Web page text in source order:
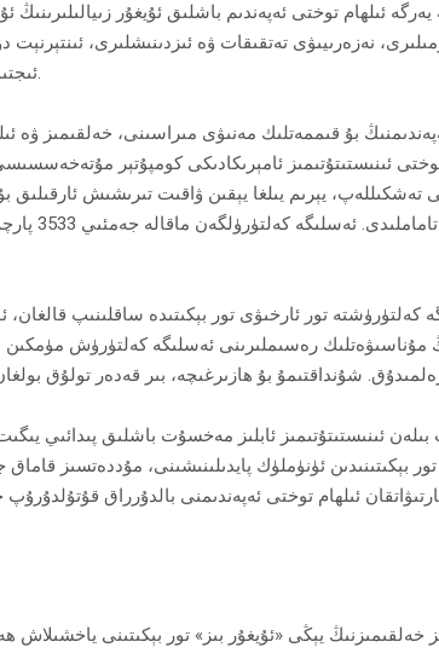
يەرگە ئىلھام توختى ئەپەندىم باشلىق ئۇيغۇر
نەزەرىيىۋى تەتقىقات ۋە ئىزدىنىشلىرى،
ئىجتىمائىي، مەدەنىيەت ۋە ھەر ساھەگە ئائىت قىممەتلىك يازمىلار توپلانغان.
بۇ قىممەتلىك مەنىۋى مىراسىنى، خەلقىمىز ۋە
ئىنىستىتۇتىمىز ئامېرىكادىكى كومپۇتېر
تەشكىللەپ، يېرىم يىلغا يېقىن ۋاقىت تىرىشىش
كەلتۈرۈشتە تور ئارخىۋى تور بېكىتىدە ساقلىنىپ قالغان،
مۇناسىۋەتلىك رەسىملىرىنى ئەسلىگە كەلتۈرۈش مۈمكىن
ئىنىستىتۇتىمىز ئابلىز مەخسۇت باشلىق پىدائىي
خەلقىمىزنىڭ يېڭى «ئۇيغۇر بىز» تور بېكىتىنى